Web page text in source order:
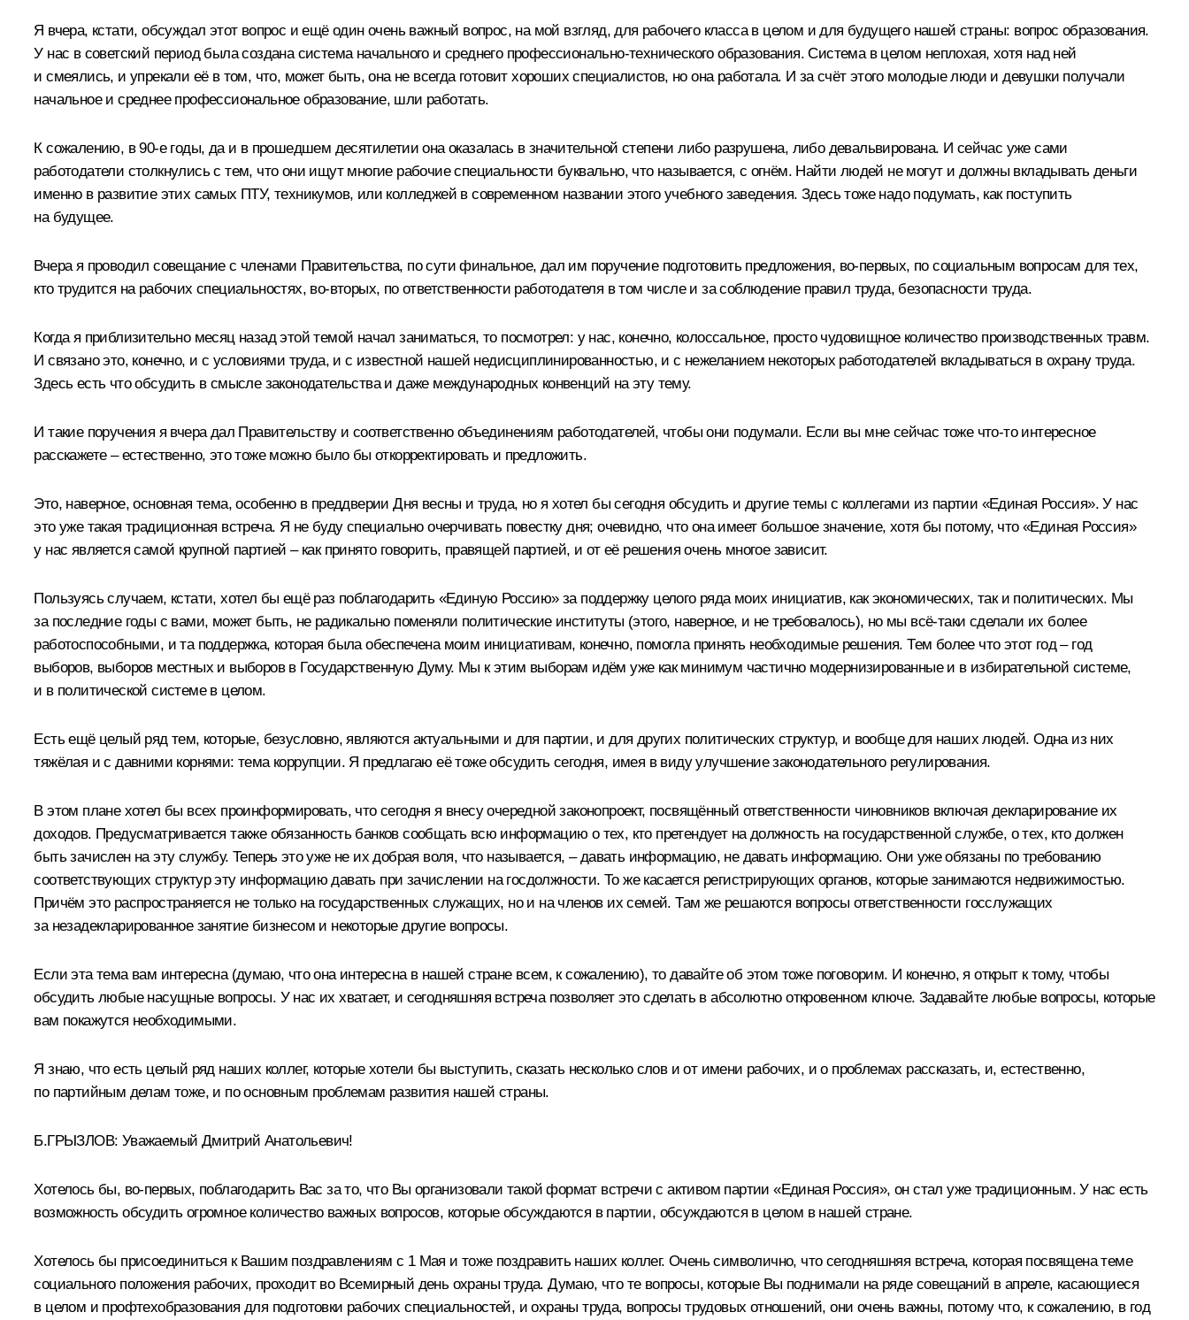
Я вчера, кстати, обсуждал этот вопрос и ещё один очень важный вопрос, на мой взгляд, для рабочего класса в целом и для будущего нашей страны: вопрос образования.
У нас в советский период была создана система начального и среднего профессионально-технического образования. Система в целом неплохая, хотя над ней
и смеялись, и упрекали её в том, что, может быть, она не всегда готовит хороших специалистов, но она работала. И за счёт этого молодые люди и девушки получали
начальное и среднее профессиональное образование, шли работать.
К сожалению, в 90-е годы, да и в прошедшем десятилетии она оказалась в значительной степени либо разрушена, либо девальвирована. И сейчас уже сами
работодатели столкнулись с тем, что они ищут многие рабочие специальности буквально, что называется, с огнём. Найти людей не могут и должны вкладывать деньги
именно в развитие этих самых ПТУ, техникумов, или колледжей в современном названии этого учебного заведения. Здесь тоже надо подумать, как поступить
на будущее.
Вчера я проводил совещание с членами Правительства, по сути финальное, дал им поручение подготовить предложения, во‑первых, по социальным вопросам для тех,
кто трудится на рабочих специальностях, во‑вторых, по ответственности работодателя в том числе и за соблюдение правил труда, безопасности труда.
Когда я приблизительно месяц назад этой темой начал заниматься, то посмотрел: у нас, конечно, колоссальное, просто чудовищное количество производственных травм.
И связано это, конечно, и с условиями труда, и с известной нашей недисциплинированностью, и с нежеланием некоторых работодателей вкладываться в охрану труда.
Здесь есть что обсудить в смысле законодательства и даже международных конвенций на эту тему.
И такие поручения я вчера дал Правительству и соответственно объединениям работодателей, чтобы они подумали. Если вы мне сейчас тоже что‑то интересное
расскажете – естественно, это тоже можно было бы откорректировать и предложить.
Это, наверное, основная тема, особенно в преддверии Дня весны и труда, но я хотел бы сегодня обсудить и другие темы с коллегами из партии «Единая Россия». У нас
это уже такая традиционная встреча. Я не буду специально очерчивать повестку дня; очевидно, что она имеет большое значение, хотя бы потому, что «Единая Россия»
у нас является самой крупной партией – как принято говорить, правящей партией, и от её решения очень многое зависит.
Пользуясь случаем, кстати, хотел бы ещё раз поблагодарить «Единую Россию» за поддержку целого ряда моих инициатив, как экономических, так и политических. Мы
за последние годы с вами, может быть, не радикально поменяли политические институты (этого, наверное, и не требовалось), но мы всё‑таки сделали их более
работоспособными, и та поддержка, которая была обеспечена моим инициативам, конечно, помогла принять необходимые решения. Тем более что этот год – год
выборов, выборов местных и выборов в Государственную Думу. Мы к этим выборам идём уже как минимум частично модернизированные и в избирательной системе,
и в политической системе в целом.
Есть ещё целый ряд тем, которые, безусловно, являются актуальными и для партии, и для других политических структур, и вообще для наших людей. Одна из них
тяжёлая и с давними корнями: тема коррупции. Я предлагаю её тоже обсудить сегодня, имея в виду улучшение законодательного регулирования.
В этом плане хотел бы всех проинформировать, что сегодня я внесу очередной законопроект, посвящённый ответственности чиновников включая декларирование их
доходов. Предусматривается также обязанность банков сообщать всю информацию о тех, кто претендует на должность на государственной службе, о тех, кто должен
быть зачислен на эту службу. Теперь это уже не их добрая воля, что называется, – давать информацию, не давать информацию. Они уже обязаны по требованию
соответствующих структур эту информацию давать при зачислении на госдолжности. То же касается регистрирующих органов, которые занимаются недвижимостью.
Причём это распространяется не только на государственных служащих, но и на членов их семей. Там же решаются вопросы ответственности госслужащих
за незадекларированное занятие бизнесом и некоторые другие вопросы.
Если эта тема вам интересна (думаю, что она интересна в нашей стране всем, к сожалению), то давайте об этом тоже поговорим. И конечно, я открыт к тому, чтобы
обсудить любые насущные вопросы. У нас их хватает, и сегодняшняя встреча позволяет это сделать в абсолютно откровенном ключе. Задавайте любые вопросы, которые
вам покажутся необходимыми.
Я знаю, что есть целый ряд наших коллег, которые хотели бы выступить, сказать несколько слов и от имени рабочих, и о проблемах рассказать, и, естественно,
по партийным делам тоже, и по основным проблемам развития нашей страны.
Б.ГРЫЗЛОВ: Уважаемый Дмитрий Анатольевич!
Хотелось бы, во‑первых, поблагодарить Вас за то, что Вы организовали такой формат встречи с активом партии «Единая Россия», он стал уже традиционным. У нас есть
возможность обсудить огромное количество важных вопросов, которые обсуждаются в партии, обсуждаются в целом в нашей стране.
Хотелось бы присоединиться к Вашим поздравлениям с 1 Мая и тоже поздравить наших коллег. Очень символично, что сегодняшняя встреча, которая посвящена теме
социального положения рабочих, проходит во Всемирный день охраны труда. Думаю, что те вопросы, которые Вы поднимали на ряде совещаний в апреле, касающиеся
в целом и профтехобразования для подготовки рабочих специальностей, и охраны труда, вопросы трудовых отношений, они очень важны, потому что, к сожалению, в год